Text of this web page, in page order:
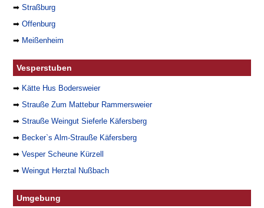
➡Straßburg
➡Offenburg
➡ Meißenheim
Vesperstuben
➡ Kätte Hus Bodersweier
➡Strauße Zum Mattebur Rammersweier
➡Strauße Weingut Sieferle Käfersberg
➡ Becker`s Alm-Strauße Käfersberg
➡Vesper Scheune Kürzell
➡Weingut Herztal Nußbach
Umgebung